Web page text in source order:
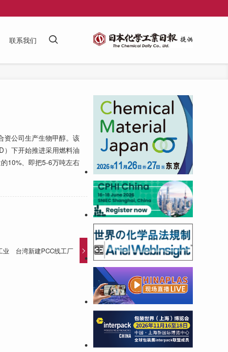
联系我们
公司生产生物甲醇。该
）下开始推进采用燃料油
10%、即把5-6万吨左右
业 台湾新建PCC线工厂